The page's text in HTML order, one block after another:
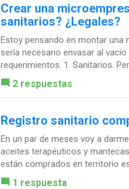
Crear una
sanitarios? ¿Legales?
Estoy pensando en montar una
sería necesario envasar al
requerimientos. 1. Sanitarios.
2 respuestas
Registro sanitario
En un par de meses voy a
aceites terapéuticos y
están comprados en territorio
1 respuesta